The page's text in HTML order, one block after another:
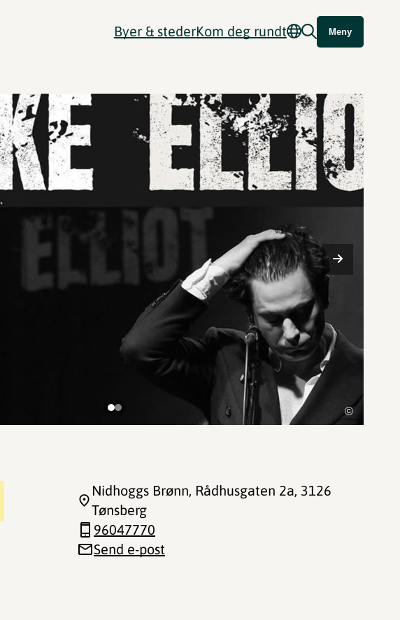
Byer & stederKom deg rundt Meny
©
Nidhoggs Brønn, Rådhusgaten 2a, 3126
Tønsberg
96047770
Send e-post